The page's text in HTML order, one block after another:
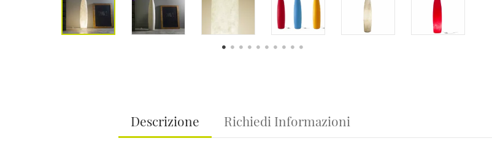
Descrizione Richiedi Informazioni